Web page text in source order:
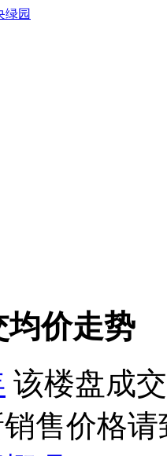
绿园
均价走势
该楼盘成
售价格